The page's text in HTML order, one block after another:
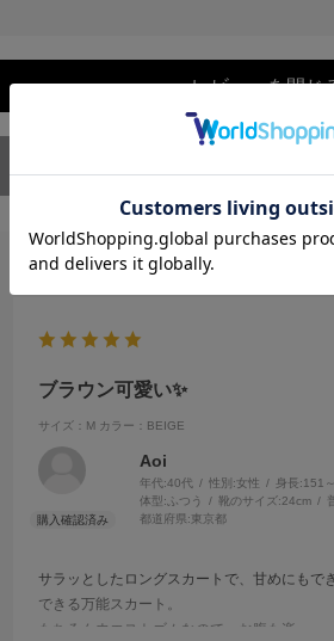
レビューを閉じ
絞り込み
ブラウン可愛い✨
サイズ：M カラー：BEIGE
Aoi
年代:40代 性別:女性 身長:151
体型: ふつう 靴のサイズ:24cm
都道府県:東京都
サラッとしたロングスカートで、甘めにもで
できる万能スカート。
もちろんウエストゴムなので、お腹も楽。